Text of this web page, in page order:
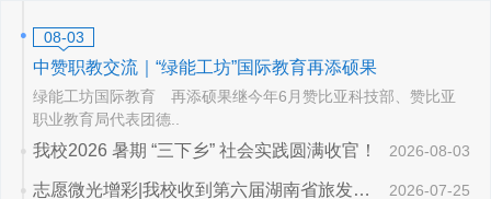
08-03
中赞职教交流｜“绿能工坊”国际教育再添硕果
绿能工坊国际教育 再添硕果继今年6月赞比亚科技部、赞比亚
职业教育局代表团德..
我校2026 暑期 “三下乡” 社会实践圆满收官！ 2026-08-03
志愿微光增彩|我校收到第六届湖南省旅发大会主办方感谢信 2026-07-25